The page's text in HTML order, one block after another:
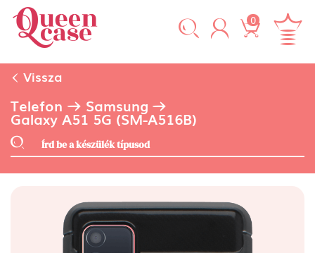
0
Vissza
Telefon Samsung
Galaxy A51 5G (SM-A516B)